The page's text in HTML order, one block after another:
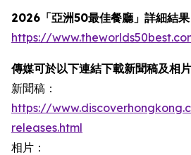
2026「亞洲50最佳餐廳」 詳細結果
https://
傳媒可於以下連結下載新聞稿及相片
新聞稿：
https://
releases.html
相片：